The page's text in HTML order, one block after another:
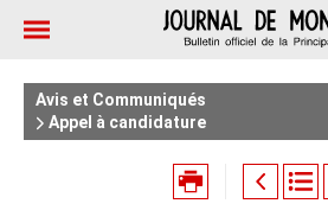
Avis et Communiqués
Appel à candidature